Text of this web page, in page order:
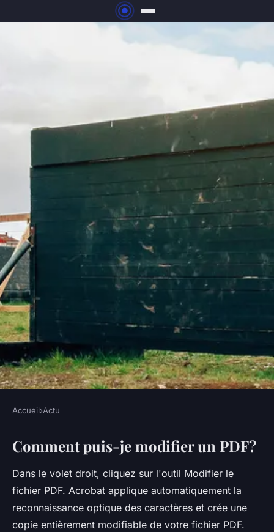
Comment faire un OCR ?
•5 octobre 2022•2 min de lecture
Accueil›Actu
Comment puis-je modifier un PDF?
Dans le volet droit, cliquez sur l'outil Modifier le
fichier PDF. Acrobat applique automatiquement la
reconnaissance optique des caractères et crée une
copie entièrement modifiable de votre fichier PDF.